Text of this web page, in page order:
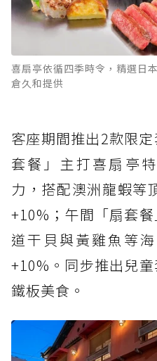
喜扇亭依循四季時令，精選日
倉久和提供
客座期間推出2款限
套餐」主打喜扇亭
力，搭配澳洲龍蝦等
+10%；午間「扇套
道干貝與黃雞魚等
+10%。同步推出兒
鐵板美食。